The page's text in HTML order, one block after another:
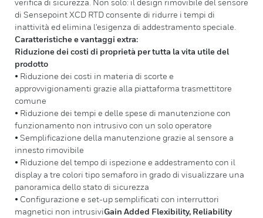
verifica di sicurezza. Non solo: il design rimovibile del sensore
di Sensepoint XCD RTD consente di ridurre i tempi di
inattività ed elimina l'esigenza di addestramento speciale.
Caratteristiche e vantaggi extra:
Riduzione dei costi di proprietà per tutta la vita utile del
prodotto
• Riduzione dei costi in materia di scorte e
approvvigionamenti grazie alla piattaforma trasmettitore
comune
• Riduzione dei tempi e delle spese di manutenzione con
funzionamento non intrusivo con un solo operatore
• Semplificazione della manutenzione grazie al sensore a
innesto rimovibile
• Riduzione del tempo di ispezione e addestramento con il
display a tre colori tipo semaforo in grado di visualizzare una
panoramica dello stato di sicurezza
• Configurazione e set-up semplificati con interruttori
magnetici non intrusiviGain Added Flexibility, Reliability